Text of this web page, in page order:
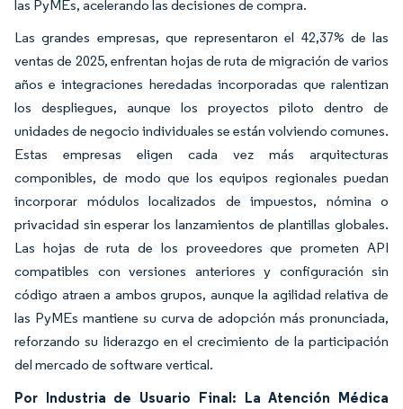
las PyMEs, acelerando las decisiones de compra.
Las grandes empresas, que representaron el 42,37% de las
ventas de 2025, enfrentan hojas de ruta de migración de varios
años e integraciones heredadas incorporadas que ralentizan
los despliegues, aunque los proyectos piloto dentro de
unidades de negocio individuales se están volviendo comunes.
Estas empresas eligen cada vez más arquitecturas
componibles, de modo que los equipos regionales puedan
incorporar módulos localizados de impuestos, nómina o
privacidad sin esperar los lanzamientos de plantillas globales.
Las hojas de ruta de los proveedores que prometen API
compatibles con versiones anteriores y configuración sin
código atraen a ambos grupos, aunque la agilidad relativa de
las PyMEs mantiene su curva de adopción más pronunciada,
reforzando su liderazgo en el crecimiento de la participación
del mercado de software vertical.
Por Industria de Usuario Final: La Atención Médica